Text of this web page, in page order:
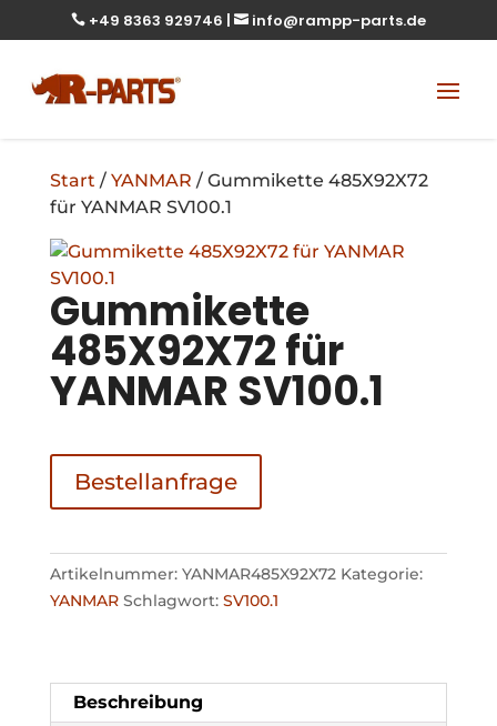
 +49 8363 929746 |  info@rampp-parts.de
Start / YANMAR / Gummikette 485X92X72
für YANMAR SV100.1
Gummikette
485X92X72 für
YANMAR SV100.1
Bestellanfrage
Artikelnummer: YANMAR485X92X72 Kategorie:
YANMAR Schlagwort: SV100.1
Beschreibung